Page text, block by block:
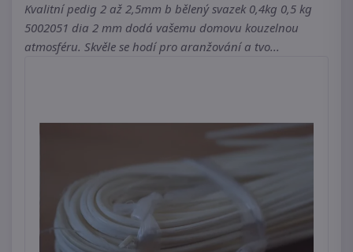
Kvalitní pedig 2 až 2,5mm b bělený svazek 0,4kg 0,5 kg
5002051 dia 2 mm dodá vašemu domovu kouzelnou
atmosféru. Skvěle se hodí pro aranžování a tvo...